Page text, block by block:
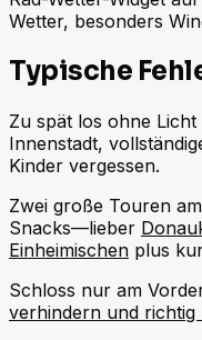
Wetter, besonders
Typische
Zu spät los ohne
Innenstadt,
Kinder vergessen.
Zwei große Touren
Snacks—lieber
Einheimischen plus
Schloss nur am
verhindern und richtig